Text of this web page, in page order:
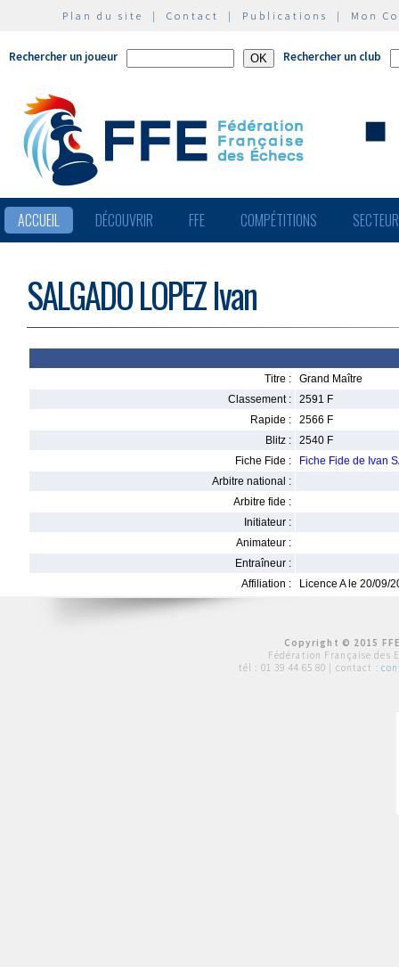
Plan du site | Contact | Publications | Mon
Rechercher un joueur Rechercher un club
ACCUEIL DÉCOUVRIR FFE COMPÉTITIONS
SALGADO LOPEZ Ivan
Titre :
Grand Maître
Classement :
2591 F
Rapide :
2566 F
Blitz :
2540 F
Fiche Fide :
Fiche Fide de Ivan
Arbitre national :
Arbitre fide :
Initiateur :
Animateur :
Entraîneur :
Affiliation :
Licence A le 20/09/
Copyright © 2015
Fédération Française des
tél : 01 39 44 65 80 | contact :